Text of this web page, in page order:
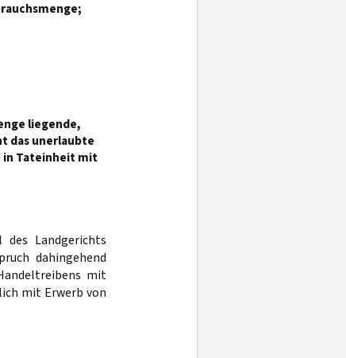
liegende,
das unerlaubte
in Tateinheit mit
Landgerichts
dahingehend
mit
mit Erwerb von